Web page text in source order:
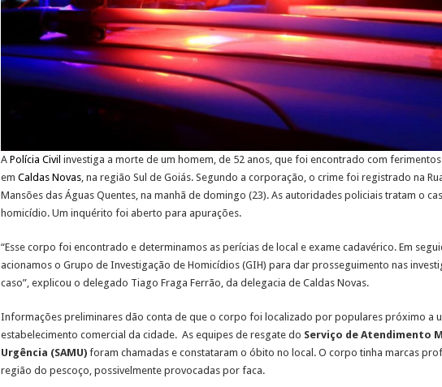
A Polícia Civil investiga a morte de um homem, de 52 anos, que foi encontrado com ferimentos
em Caldas Novas, na região Sul de Goiás. Segundo a corporação, o crime foi registrado na
Mansões das Águas Quentes, na manhã de domingo (23). As autoridades policiais tratam o
homicídio. Um inquérito foi aberto para apurações.
“Esse corpo foi encontrado e determinamos as perícias de local e exame cadavérico. Em
acionamos o Grupo de Investigação de Homicídios (GIH) para dar prosseguimento nas
caso”, explicou o delegado Tiago Fraga Ferrão, da delegacia de Caldas Novas.
Informações preliminares dão conta de que o corpo foi localizado por populares próximo a
estabelecimento comercial da cidade. As equipes de resgate do Serviço de Atendimento
Urgência (SAMU)foram chamadas e constataram o óbito no local. O corpo tinha marcas
região do pescoço, possivelmente provocadas por faca.